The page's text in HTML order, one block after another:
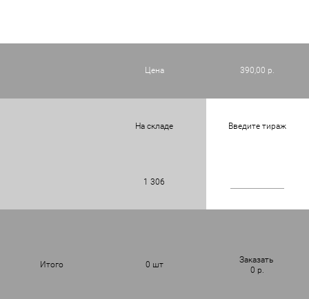
Цена 390,00 р.
На складе Введите тираж
1 306
Итого 0 шт
Заказать
0 р.